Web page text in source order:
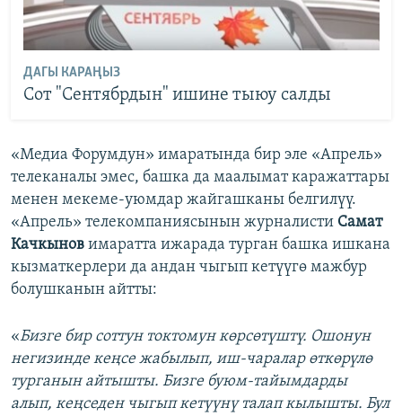
ДАГЫ КАРАҢЫЗ
Сот "Сентябрдын" ишине тыюу салды
«Медиа Форумдун» имаратында бир эле «Апрель»
телеканалы эмес, башка да маалымат каражаттары
менен мекеме-уюмдар жайгашканы белгилүү.
«Апрель» телекомпаниясынын журналисти Самат
Качкынов имаратта ижарада турган башка ишкана
кызматкерлери да андан чыгып кетүүгө мажбур
болушканын айтты:
«Бизге бир соттун токтомун көрсөтүштү. Ошонун
негизинде кеңсе жабылып, иш-чаралар өткөрүлө
турганын айтышты. Бизге буюм-тайымдарды
алып, кеңседен чыгып кетүүнү талап кылышты. Бул